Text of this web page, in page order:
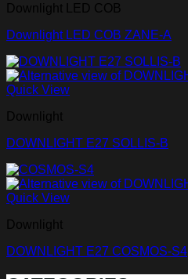
Downlight LED COB
Downlight LED COB ZANE-A
Quick View
Downlight
DOWNLIGHT E27 SOLLIS-B
Quick View
Downlight
DOWNLIGHT E27 COSMOS-S4